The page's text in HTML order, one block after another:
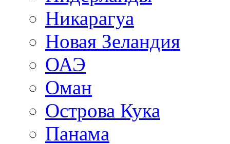
Никарагуа
Новая Зеландия
ОАЭ
Оман
Острова Кука
Панама